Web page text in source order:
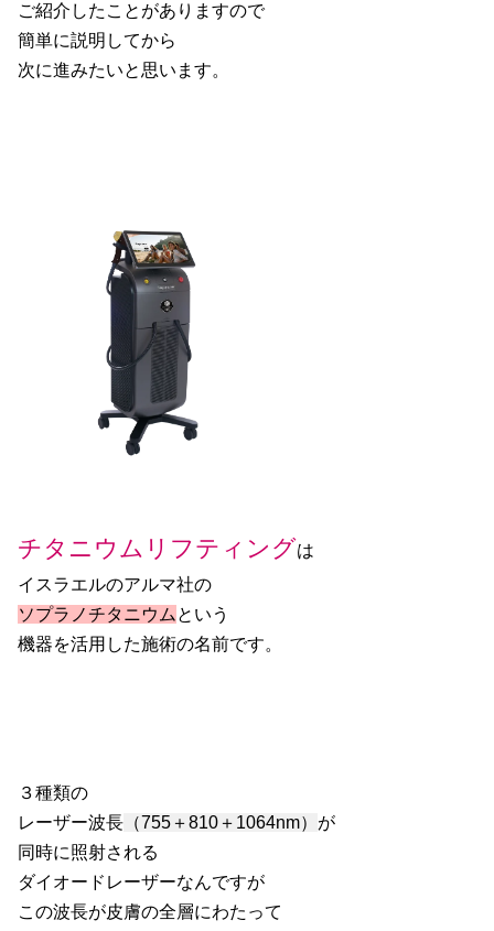
ご紹介したことがありますので
簡単に説明してから
次に進みたいと思います。
チタニウムリフティングは
イスラエルのアルマ社の
ソプラノチタニウム という
機器を活用した施術の名前です。
３種類の
レーザー波長 （755＋810＋1064nm） が
同時に照射される
ダイオードレーザーなんですが
この波長が皮膚の全層にわたって